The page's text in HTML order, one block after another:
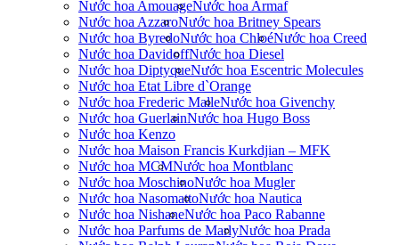
Nước hoa AmouageNước hoa Armaf
Nước hoa AzzaroNước hoa Britney Spears
Nước hoa ByredoNước hoa ChloéNước hoa Creed
Nước hoa DavidoffNước hoa Diesel
Nước hoa DiptyqueNước hoa Escentric Molecules
Nước hoa Etat Libre d`Orange
Nước hoa Frederic MalleNước hoa Givenchy
Nước hoa GuerlainNước hoa Hugo Boss
Nước hoa Kenzo
Nước hoa Maison Francis Kurkdjian – MFK
Nước hoa MCMNước hoa Montblanc
Nước hoa MoschinoNước hoa Mugler
Nước hoa NasomattoNước hoa Nautica
Nước hoa NishaneNước hoa Paco Rabanne
Nước hoa Parfums de MarlyNước hoa Prada